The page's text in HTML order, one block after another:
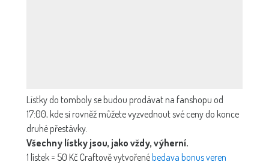
Lístky do tomboly se budou prodávat na fanshopu od
17:00, kde si rovněž můžete vyzvednout své ceny do konce
druhé přestávky.
Všechny lístky jsou, jako vždy, výherní.
1 lístek = 50 Kč Craftově vytvořené bedava bonus veren